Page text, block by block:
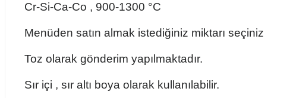
Cr-Si-Ca-Co , 900-1300 °C
Menüden satın almak istediğiniz miktarı seçiniz
Toz olarak gönderim yapılmaktadır.
Sır içi , sır altı boya olarak kullanılabilir.